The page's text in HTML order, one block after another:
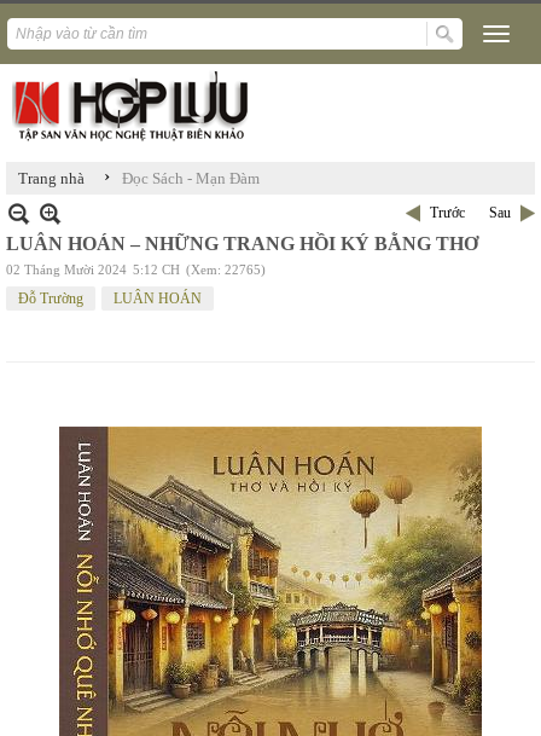
Trang nhà › Đọc Sách - Mạn Đàm
Trước Sau
LUÂN HOÁN – NHỮNG TRANG HỒI KÝ BẰNG THƠ
02 Tháng Mười 2024 5:12 CH (Xem: 22765)
Đỗ Trường LUÂN HOÁN